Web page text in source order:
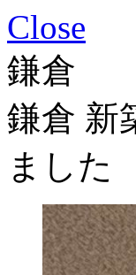
Close
鎌倉
鎌倉 新
ました